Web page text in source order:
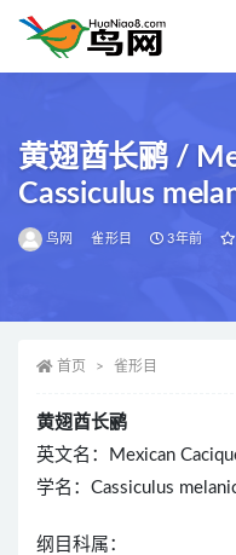
黄翅酋长鹂 /
Cassiculus
鸟网 雀形目 3年前
首页 雀形目
黄翅酋长鹂
英文名：Mexican
学名：Cassiculus
纲目科属：